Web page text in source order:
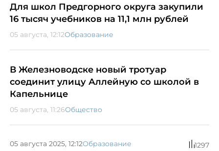
Для школ Предгорного округа закупили
16 тысяч учебников на 11,1 млн рублей
05 августа, 12:12Образование
В Железноводске новый тротуар
соединит улицу Аллейную со школой в
Капельнице
05 августа, 11:26Общество
05 августа 2025, 12:12Образование 1297